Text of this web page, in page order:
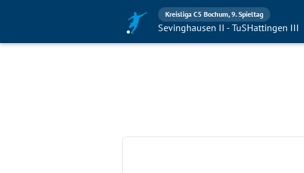
Kreisliga C5 Bochum, 9. Spieltag
Sevinghausen II - TuSHattingen III